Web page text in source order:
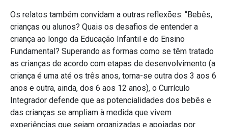
Os relatos também convidam a outras reflexões: “Bebês,
crianças ou alunos? Quais os desafios de entender a
criança ao longo da Educação Infantil e do Ensino
Fundamental? Superando as formas como se têm tratado
as crianças de acordo com etapas de desenvolvimento (a
criança é uma até os três anos, torna-se outra dos 3 aos 6
anos e outra, ainda, dos 6 aos 12 anos), o Currículo
Integrador defende que as potencialidades dos bebês e
das crianças se ampliam à medida que vivem
experiências que sejam organizadas e apoiadas por